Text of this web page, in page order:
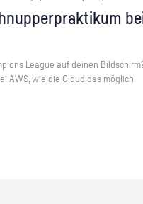
Le­ague auf dei­nen
AWS, wie die Cloud das mög­lich